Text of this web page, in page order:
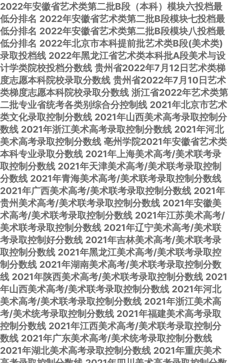
2022年安徽省艺术类第二批B段（本科）模块六投档最
低分排名 2022年安徽省艺术类第二批B段模块七投档最
低分排名 2022年安徽省艺术类第二批B段模块八投档最
低分排名 2022年北京市本科提前批艺术类B段(美术类)
录取投档线 2022年黑龙江省艺术类本科批A段美术与设
计学类院校投档分数线 贵州省2022年7月12日艺术类梯
度志愿本科院校录取分数线 贵州省2022年7月10日艺术
类梯度志愿本科院校录取分数线 浙江省2022年艺术类第
二批专业省统考各类别综合分控制线 2021年北京市艺术
类文化录取控制分数线 2021年山西美术高考录取控制分
数线 2021年浙江美术高考录取控制分数线 2021年河北
美术高考录取控制分数线 亳州学院2021年安徽省艺术类
本科专业录取分数线 2021年上海美术高考/美术联考录
取控制分数线 2021年天津美术高考/美术联考录取控制
分数线 2021年青海美术高考/美术联考录取控制分数线
2021年广西美术高考/美术联考录取控制分数线 2021年
贵州美术高考/美术联考录取控制分数线 2021年安徽美
术高考/美术联考录取控制分数线 2021年江苏美术高考/
美术联考录取控制分数线 2021年辽宁美术高考/美术联
考录取控制好分数线 2021年吉林美术高考/美术联考录
取控制分数线 2021年黑龙江美术高考/美术联考录取控
制分数线 2021年湖南美术高考/美术联考录取控制分数
线 2021年陕西美术高考/美术联考录取控制分数线 2021
年山西美术高考/美术联考录取控制分数线 2021年河北
美术高考/美术联考录取控制分数线 2021年浙江美术高
考/美术统考录取控制分数线 2021年福建美术高考录取
控制分数线 2021年江西美术高考/美术联考录取控制分
数线 2021年广东美术高考/美术统考录取控制分数线
2021年湖北美术高考录取控制分数线 2021年重庆美术